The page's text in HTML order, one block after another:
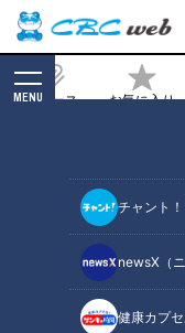
ニュース お気に入り
MENU
チャント！
newsX（
健康カプ
中学校を統合
けでなく「学
2024/07/28 06:03